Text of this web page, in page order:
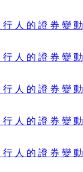
行 人 的 證 券 變 動
行 人 的 證 券 變 動
行 人 的 證 券 變 動
行 人 的 證 券 變 動
行 人 的 證 券 變 動